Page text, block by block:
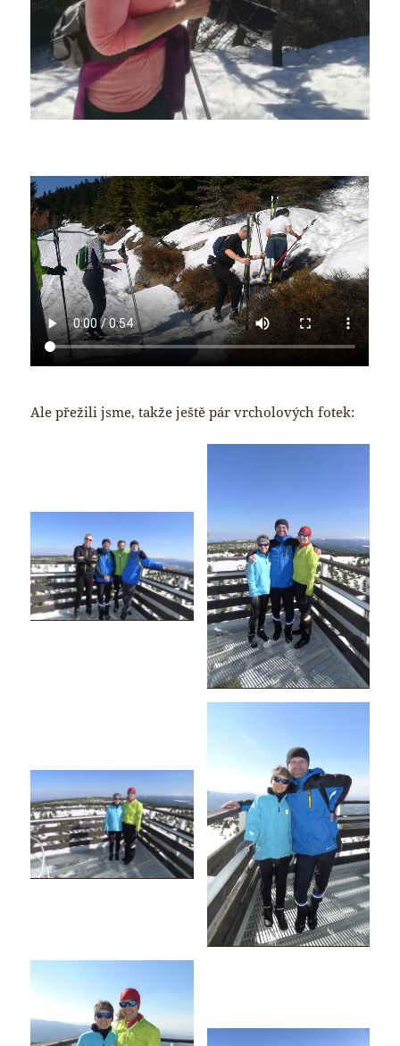
Ale přežili jsme, takže ještě pár vrcholových fotek: